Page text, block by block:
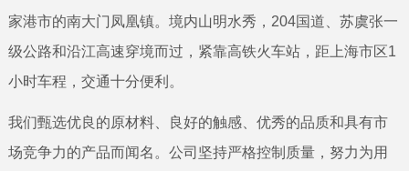
家港市的南大门凤凰镇。境内山明水秀，204国道、苏虞张一
级公路和沿江高速穿境而过，紧靠高铁火车站，距上海市区1
小时车程，交通十分便利。
我们甄选优良的原材料、良好的触感、优秀的品质和具有市
场竞争力的产品而闻名。公司坚持严格控制质量，努力为用